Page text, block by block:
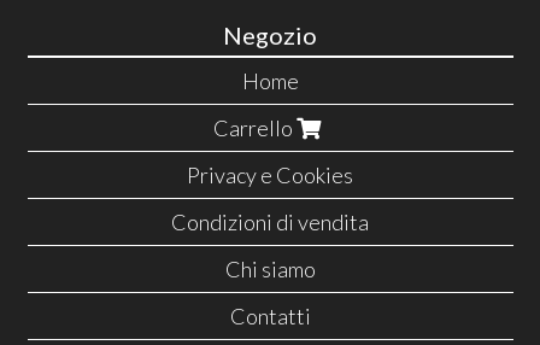
Negozio
Home
Carrello
Privacy e Cookies
Condizioni di vendita
Chi siamo
Contatti